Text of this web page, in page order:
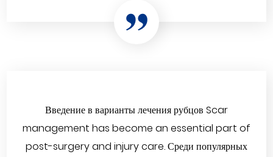
Введение в варианты лечения рубцов Scar
management has become an essential part of
post-surgery and injury care. Среди популярных